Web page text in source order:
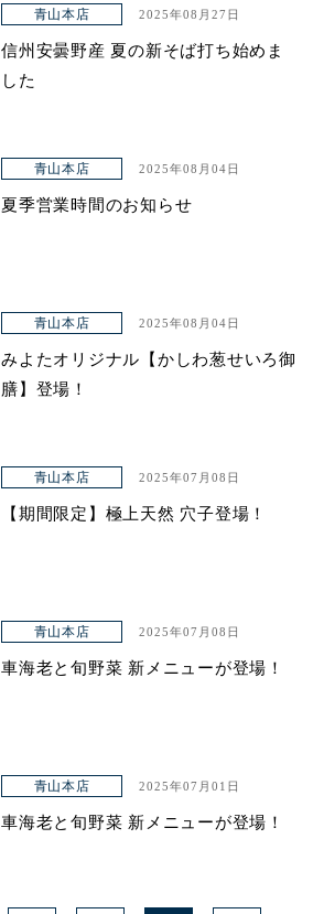
青山本店 2025年08月27日
信州安曇野産 夏の新そば打ち始めま
した
青山本店 2025年08月04日
夏季営業時間のお知らせ
青山本店 2025年08月04日
みよたオリジナル【かしわ葱せいろ御
膳】登場！
青山本店 2025年07月08日
【期間限定】極上天然 穴子登場！
青山本店 2025年07月08日
車海老と旬野菜 新メニューが登場！
青山本店 2025年07月01日
車海老と旬野菜 新メニューが登場！